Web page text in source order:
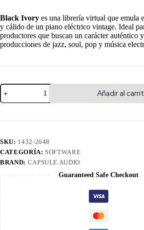
Black Ivory es una librería virtual que emula
y cálido de un piano eléctrico vintage. Ideal
productores que buscan un carácter auténtico
producciones de jazz, soul, pop y música
Añadir al
SKU: 1432-2648
CATEGORÍA: SOFTWARE
BRAND: CAPSULE AUDIO
Guaranteed Safe Checkout